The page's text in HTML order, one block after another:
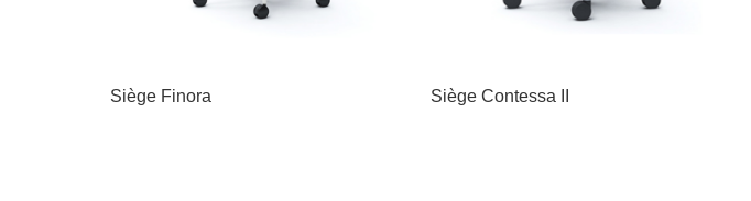
Siège Finora Siège Contessa II